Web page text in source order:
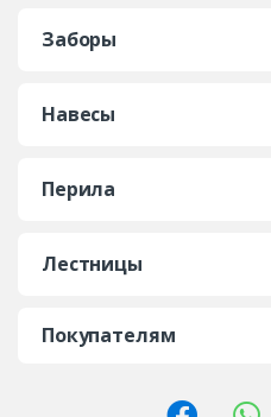
Заборы
Навесы
Перила
Лестницы
Покупателям